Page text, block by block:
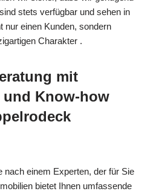
stets verfügbar und sehen in
nur einen Kunden, sondern
Charakter .
mit
und Know-how
nach einem Experten, der für Sie
bietet Ihnen umfassende